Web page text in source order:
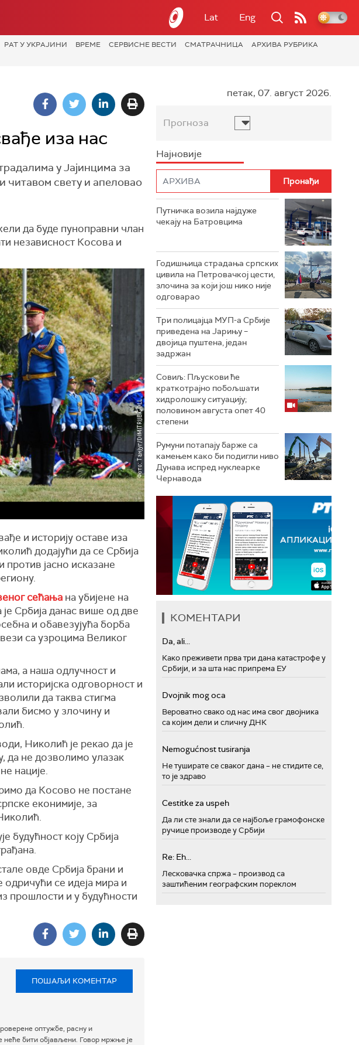
Lat Eng
РАТ У УКРАЈИНИ ВРЕМЕ СЕРВИСНЕ ВЕСТИ СМАТРАЧНИЦА
АРХИВА РУБРИКА
иза нас
у Јајинцима за
читавом свету и апеловао
да буде пуноправни члан
независност Косова и
и историју оставе иза
додајући да се Србија
против јасно исказане
сећања на убијене на
Србија данас више од две
и обавезујућа борба
са узроцима Великог
а наша одлучност и
историјска одговорност и
да таква стигма
бисмо у злочину и
Николић је рекао да је
да не дозволимо улазак
нације.
да Косово не постане
еконимије, за
будућност коју Србија
овде Србија брани и
се идеја мира и
прошлости и у будућности
ПОШАЉИ КОМЕНТАР
оптужбе, расну и
неће бити објављени. Говор мржње је
петак, 07. август 2026.
Прогноза
Најновије
Путничка возила најдуже
чекају на Батровцима
Годишњица страдања српских
цивила на Петровачкој цести,
злочина за који још нико није
одговарао
Три полицајца МУП-а Србије
приведена на Јарињу –
двојица пуштена, један
задржан
Совиљ: Пљускови ће
краткотрајно побољшати
хидролошку ситуацију;
половином августа опет 40
степени
Румуни потапају барже са
камењем како би подигли ниво
Дунава испред нуклеарке
Чернавода
КОМЕНТАРИ
Da, ali...
Како преживети прва три дана катастрофе у
Србији, и за шта нас припрема ЕУ
Dvojnik mog oca
Вероватно свако од нас има свог двојника
са којим дели и сличну ДНК
Nemogućnost tusiranja
Не туширате се сваког дана – не стидите се,
то је здраво
Cestitke za uspeh
Да ли сте знали да се најбоље грамофонске
ручице производе у Србији
Re: Eh...
Лесковачка спржа – производ са
заштићеним географским пореклом